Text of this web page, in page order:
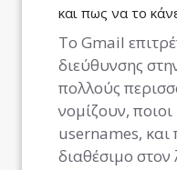
και πως να το
Το Gmail
διεύθυνσης
πολλούς
νομίζουν,
usernames, και
διαθέσιμο